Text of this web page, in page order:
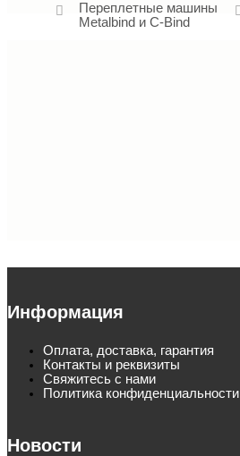
Переплетные машины
Metalbind и C-Bind
Информация
Оплата, доставка, гарантия
Контакты и реквизиты
Свяжитесь с нами
Политика конфиденциальности
Новости